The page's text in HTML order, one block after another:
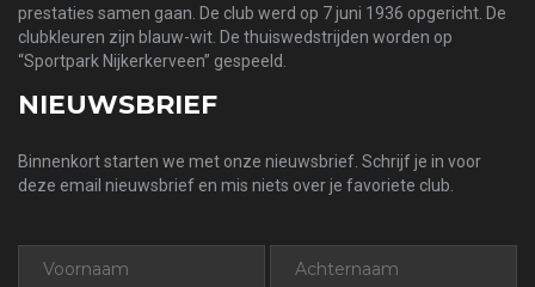
prestaties samen gaan. De club werd op 7 juni 1936 opgericht. De
clubkleuren zijn blauw-wit. De thuiswedstrijden worden op
“Sportpark Nijkerkerveen” gespeeld.
NIEUWSBRIEF
Binnenkort starten we met onze nieuwsbrief. Schrijf je in voor
deze email nieuwsbrief en mis niets over je favoriete club.